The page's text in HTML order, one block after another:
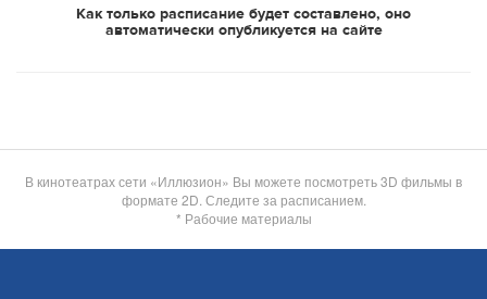
Как только расписание будет составлено, оно
автоматически опубликуется на сайте
В кинотеатрах сети «Иллюзион» Вы можете посмотреть 3D фильмы в
формате 2D. Следите за расписанием.
* Рабочие материалы